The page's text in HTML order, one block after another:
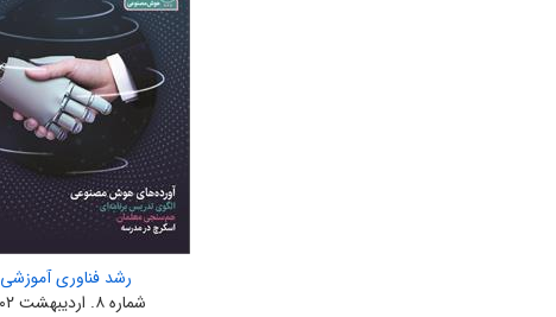
رشد فناوری آموزشی
شماره ۸. اردیبهشت ۱۴۰۲